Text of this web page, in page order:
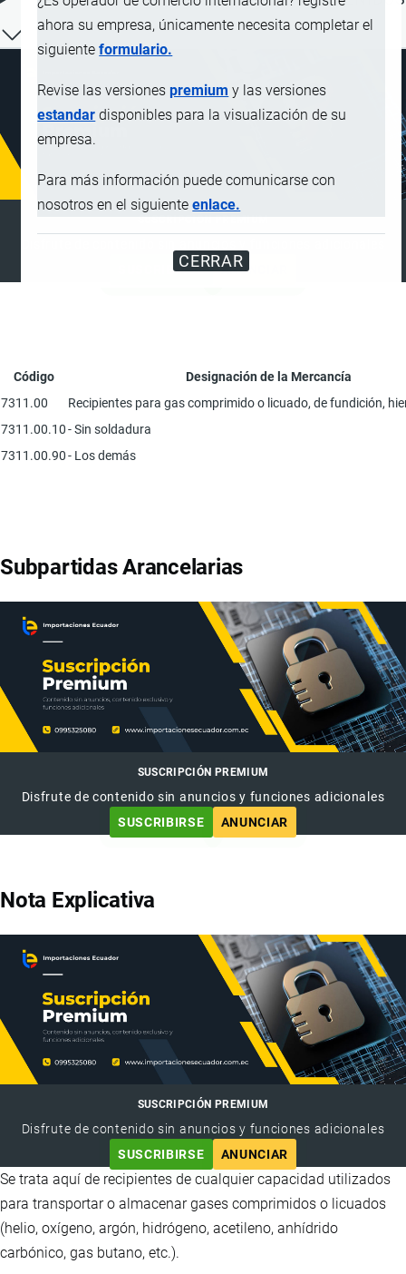
ahora su empresa, únicamente necesita completar el
siguienteformulario.
Revise las versionespremium y las versiones
estandar disponibles para la visualización de su
empresa.
Para más información puede comunicarse con
nosotros en el siguienteenlace.
CERRAR
SUSCRIBIRSE
ANUNCIAR
Código
Designación de la Mercancía
7311.00
Recipientes para gas comprimido o licuado, de fundición,
7311.00.10- Sin soldadura
7311.00.90- Los demás
Subpartidas Arancelarias
SUSCRIPCIÓN PREMIUM
Disfrute de contenido sin anuncios y funciones adicionales
SUSCRIBIRSE
ANUNCIAR
Nota Explicativa
SUSCRIPCIÓN PREMIUM
Disfrute de contenido sin anuncios y funciones adicionales
SUSCRIBIRSE
ANUNCIAR
Se trata aquí de recipientes de cualquier capacidad utilizados
para transportar o almacenar gases comprimidos o licuados
(helio, oxígeno, argón, hidrógeno, acetileno, anhídrido
carbónico, gas butano, etc.).